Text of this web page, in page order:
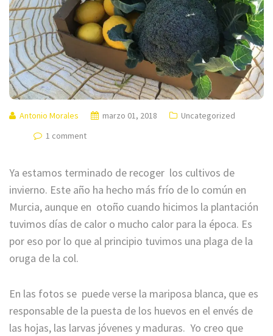
Antonio Morales marzo 01, 2018
Uncategorized
1 comment
Ya estamos terminado de recoger los cultivos de
invierno. Este año ha hecho más frío de lo común en
Murcia, aunque en otoño cuando hicimos la plantación
tuvimos días de calor o mucho calor para la época. Es
por eso por lo que al principio tuvimos una plaga de la
oruga de la col.
En las fotos se puede verse la mariposa blanca, que es
responsable de la puesta de los huevos en el envés de
las hojas, las larvas jóvenes y maduras. Yo creo que